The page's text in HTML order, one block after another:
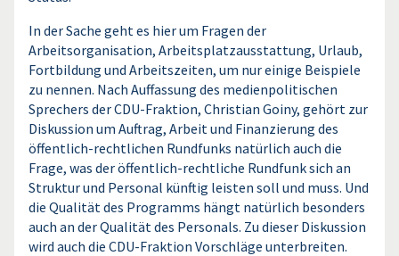
In der Sache geht es hier um Fragen der
Arbeitsorganisation, Arbeitsplatzausstattung, Urlaub,
Fortbildung und Arbeitszeiten, um nur einige Beispiele
zu nennen. Nach Auffassung des medienpolitischen
Sprechers der CDU-Fraktion, Christian Goiny, gehört zur
Diskussion um Auftrag, Arbeit und Finanzierung des
öffentlich-rechtlichen Rundfunks natürlich auch die
Frage, was der öffentlich-rechtliche Rundfunk sich an
Struktur und Personal künftig leisten soll und muss. Und
die Qualität des Programms hängt natürlich besonders
auch an der Qualität des Personals. Zu dieser Diskussion
wird auch die CDU-Fraktion Vorschläge unterbreiten.